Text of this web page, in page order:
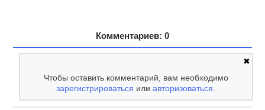
Комментариев: 0
✖
Чтобы оставить комментарий, вам необходимо
зарегистрироваться илиавторизоваться.